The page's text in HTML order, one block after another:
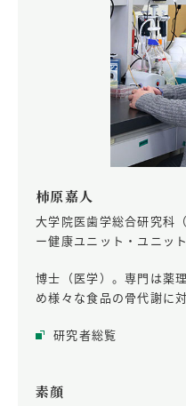
柿原嘉人
大学院医歯学総合研究科
ー健康ユニット・ユニッ
博士（医学）。専門は薬
め様々な食品の骨代謝に
研究者総覧
素顔